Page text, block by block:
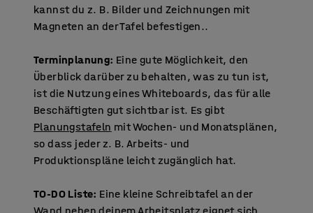
kannst du z. B. Bilder und Zeichnungen mit
Magneten an der Tafel befestigen..
Terminplanung: Eine gute Möglichkeit, den
Überblick darüber zu behalten, was zu tun ist,
ist die Nutzung eines Whiteboards, das für alle
Beschäftigten gut sichtbar ist. Es gibt
Planungstafeln mit Wochen- und Monatsplänen,
so dass jeder z. B. Arbeits- und
Produktionspläne leicht zugänglich hat.
TO-DO Liste: Eine kleine Schreibtafel an der